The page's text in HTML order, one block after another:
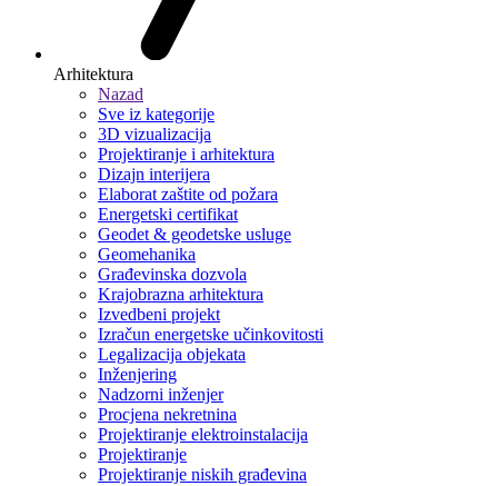
Arhitektura
Nazad
Sve iz kategorije
3D vizualizacija
Projektiranje i arhitektura
Dizajn interijera
Elaborat zaštite od požara
Energetski certifikat
Geodet & geodetske usluge
Geomehanika
Građevinska dozvola
Krajobrazna arhitektura
Izvedbeni projekt
Izračun energetske učinkovitosti
Legalizacija objekata
Inženjering
Nadzorni inženjer
Procjena nekretnina
Projektiranje elektroinstalacija
Projektiranje
Projektiranje niskih građevina